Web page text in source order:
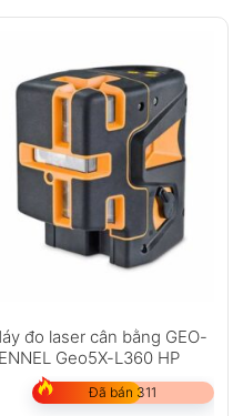
đo laser cân bằng GEO-
Geo5X-L360 HP
Đã bán 311